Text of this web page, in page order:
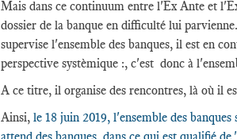
Mais dans ce continuum entre l'Ex Ante et
dossier de la banque en difficulté lui
supervise l'ensemble des banques, il est en
perspective systèmique :, c'est donc à
A ce titre, il organise des rencontres, là où il
Ainsi, le 18 juin 2019, l'ensemble des